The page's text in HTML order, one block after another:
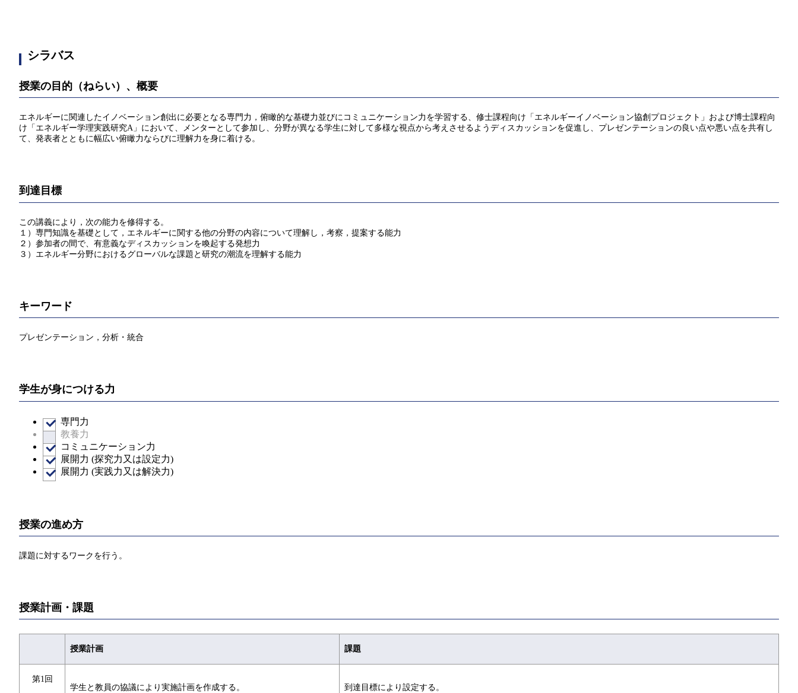
シラバス
授業の目的（ねらい）、概要
エネルギーに関連したイノベーション創出に必要となる専門力，俯瞰的な基礎力並びにコミュニケーション力を学習する、修士課程向け「エネルギーイノベーション協創プロジェクト」および博士課程向
け「エネルギー学理実践研究A」において、メンターとして参加し、分野が異なる学生に対して多様な視点から考えさせるようディスカッションを促進し、プレゼンテーションの良い点や悪い点を共有し
て、発表者とともに幅広い俯瞰力ならびに理解力を身に着ける。
到達目標
この講義により，次の能力を修得する。
１）専門知識を基礎として，エネルギーに関する他の分野の内容について理解し，考察，提案する能力
２）参加者の間で、有意義なディスカッションを喚起する発想力
３）エネルギー分野におけるグローバルな課題と研究の潮流を理解する能力
キーワード
プレゼンテーション，分析・統合
学生が身につける力
専門力
教養力
コミュニケーション力
展開力 (探究力又は設定力)
展開力 (実践力又は解決力)
授業の進め方
課題に対するワークを行う。
授業計画・課題
授業計画 課題
第1回
学生と教員の協議により実施計画を作成する。
到達目標により設定する。